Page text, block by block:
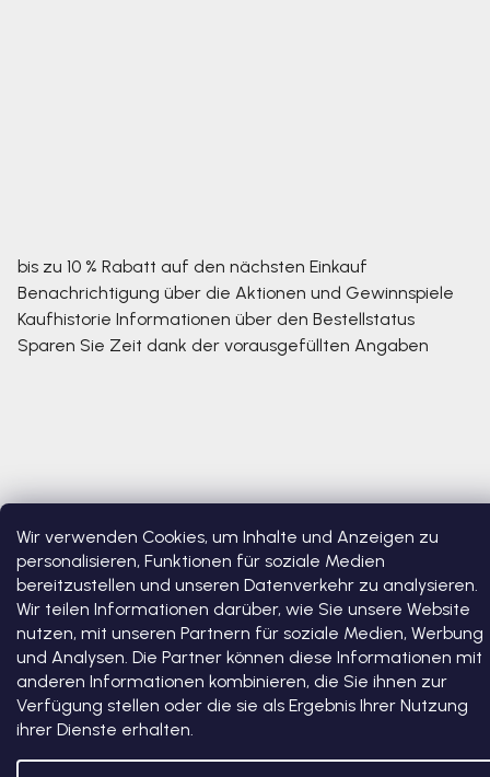
Wir verwenden Cookies, um Inhalte und Anzeigen zu
personalisieren, Funktionen für soziale Medien
bereitzustellen und unseren Datenverkehr zu analysieren.
Wir teilen Informationen darüber, wie Sie unsere Website
nutzen, mit unseren Partnern für soziale Medien, Werbung
und Analysen. Die Partner können diese Informationen mit
anderen Informationen kombinieren, die Sie ihnen zur
Verfügung stellen oder die sie als Ergebnis Ihrer Nutzung
ihrer Dienste erhalten.
bis zu 10 % Rabatt auf den nächsten Einkauf
Benachrichtigung über die Aktionen und Gewinnspiele
Kaufhistorie Informationen über den Bestellstatus
Sparen Sie Zeit dank der vorausgefüllten Angaben
Erstellt von Shoptet Premium
Copyright 2026Bosono . Alle Rechte vorbehalten.Cookie-
Einstellungen ändern